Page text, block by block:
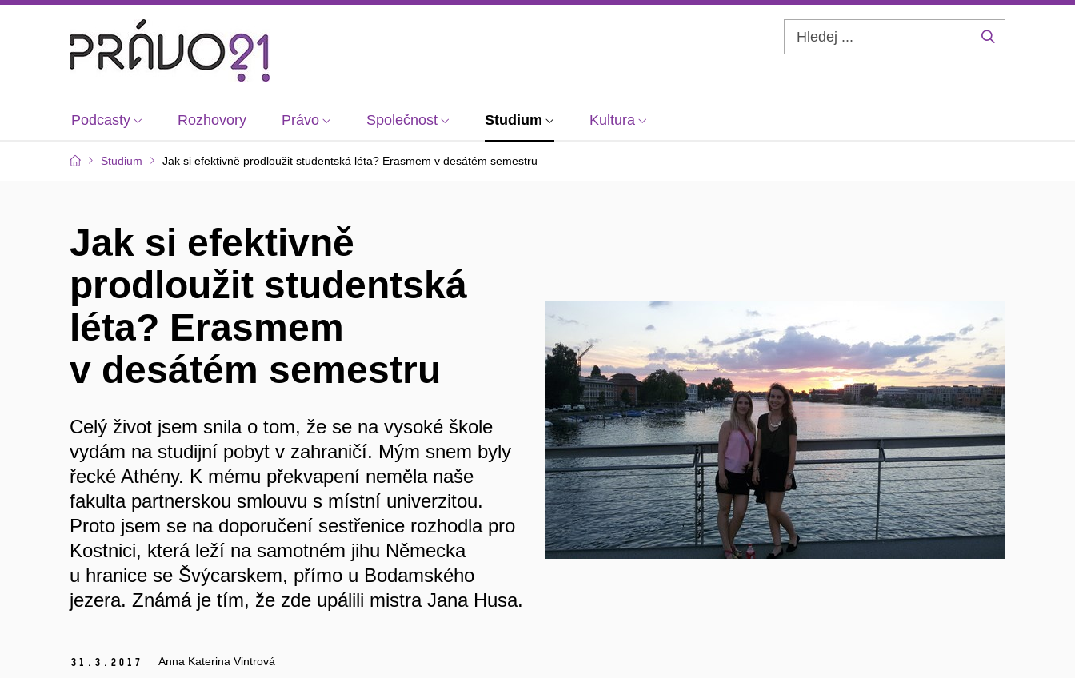
Podcasty Rozhovory Právo Společnost Studium Kultura
Studium Jak si efektivně prodloužit studentská léta? Erasmem v desátém semestru
Jak si efektivně
prodloužit studentská
léta? Erasmem
v desátém semestru
Celý život jsem snila o tom, že se na vysoké škole
vydám na studijní pobyt v zahraničí. Mým snem byly
řecké Athény. K mému překvapení neměla naše
fakulta partnerskou smlouvu s místní univerzitou.
Proto jsem se na doporučení sestřenice rozhodla pro
Kostnici, která leží na samotném jihu Německa
u hranice se Švýcarskem, přímo u Bodamského
jezera. Známá je tím, že zde upálili mistra Jana Husa.
31. 3. 2017 Anna Katerina Vintrová